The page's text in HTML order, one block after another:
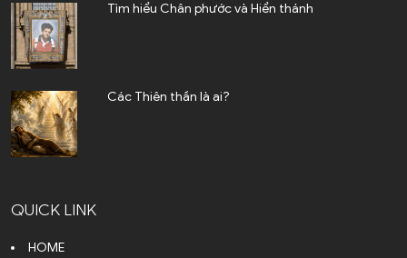
Bulgaria (1)
Campuchia (4)
Canada (4)
Chile (2)
Cộng Hòa Séc (3)
Tìm hiểu Chân phước và Hiển thánh
Các Thiên thần là ai?
QUICK LINK
HOME